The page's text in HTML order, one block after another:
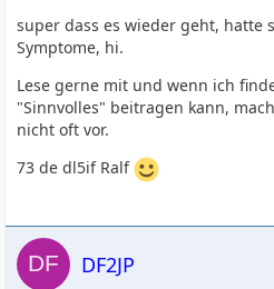
super dass es wieder geht, hatte
Symptome, hi.
Lese gerne mit und wenn ich
"Sinnvolles" beitragen kann,
nicht oft vor.
73 de dl5if Ralf
DF2JP